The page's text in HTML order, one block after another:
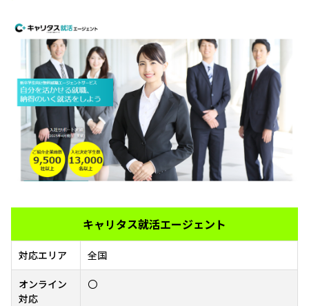
キャリタス就活エージェント
対応エリア 全国
オンライン
対応
〇